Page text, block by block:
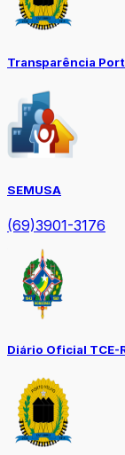
Transparência
SEMUSA
(69)3901-3176
Diário Oficial TCE-